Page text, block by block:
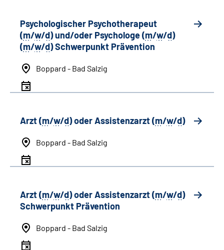
Psychologischer Psychotherapeut
(m/w/d) und/oder Psychologe (m/w/d)
(m/w/d) Schwerpunkt Prävention
Boppard - Bad Salzig
Arzt (m/w/d) oder Assistenzarzt (m/w/d)
Boppard - Bad Salzig
Arzt (m/w/d) oder Assistenzarzt (m/w/d)
Schwerpunkt Prävention
Boppard - Bad Salzig